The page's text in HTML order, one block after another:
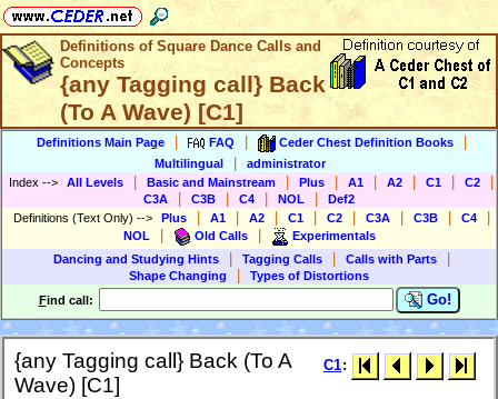
Definitions of Square Dance Calls and
Concepts
{any Tagging call} Back
(To A Wave) [C1]
Definitions Main Page FAQ Ceder Chest Definition Books
Multilingual
administrator
Index --> All Levels Basic and Mainstream Plus A1 A2 C1 C2
C3A C3B C4 NOL
Def2
Definitions (Text Only) --> Plus A1 A2 C1 C2 C3A C3B C4
NOL Old Calls
Experimentals
Dancing and Studying Hints
Tagging Calls Calls with Parts
Shape Changing
Types of Distortions
Find call: Go!
{any Tagging call} Back (To A
Wave) [C1]
C1: